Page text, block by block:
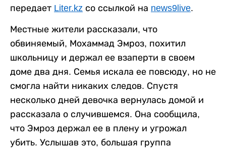
передает Liter.kz со ссылкой на news9live.
Местные жители рассказали, что
обвиняемый, Мохаммад Эмроз, похитил
школьницу и держал ее взаперти в своем
доме два дня. Семья искала ее повсюду, но не
смогла найти никаких следов. Спустя
несколько дней девочка вернулась домой и
рассказала о случившемся. Она сообщила,
что Эмроз держал ее в плену и угрожал
убить. Услышав это, большая группа